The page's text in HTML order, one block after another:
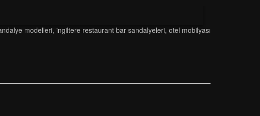
modelleri, i̇ngi̇ltere restaurant bar sandalyeleri̇, otel mobilyası